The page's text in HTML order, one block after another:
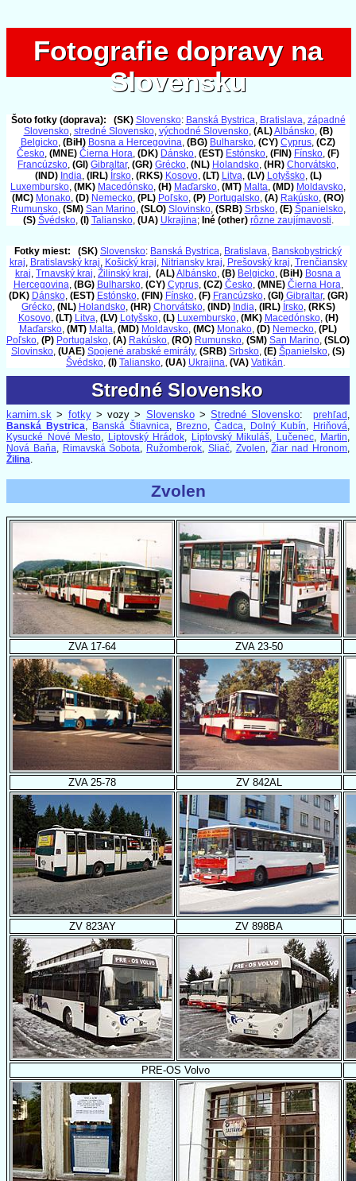
Fotografie dopravy na
Slovensku
Fotografie dopravy na
Slovensku
Šoto fotky (doprava): (SK) Slovensko: Banská Bystrica, Bratislava, západné
Slovensko, stredné Slovensko, východné Slovensko, (AL)Albánsko, (B)
Belgicko, (BiH) Bosna a Hercegovina, (BG) Bulharsko, (CY) Cyprus, (CZ)
Česko, (MNE) Čierna Hora, (DK) Dánsko, (EST) Estónsko, (FIN) Fínsko, (F)
Francúzsko, (GI) Gibraltar, (GR) Grécko, (NL) Holandsko, (HR) Chorvátsko,
(IND) India, (IRL) Írsko, (RKS) Kosovo, (LT) Litva, (LV) Lotyšsko, (L)
Luxembursko, (MK) Macedónsko, (H) Maďarsko, (MT) Malta, (MD) Moldavsko,
(MC) Monako, (D) Nemecko, (PL) Poľsko, (P) Portugalsko, (A) Rakúsko, (RO)
Rumunsko, (SM) San Marino, (SLO) Slovinsko, (SRB) Srbsko, (E) Španielsko,
(S) Švédsko, (I) Taliansko, (UA) Ukrajina; Iné (other) rôzne zaujímavosti.
Fotky miest: (SK) Slovensko: Banská Bystrica, Bratislava, Banskobystrický
kraj, Bratislavský kraj, Košický kraj, Nitriansky kraj, Prešovský kraj, Trenčiansky
kraj, Trnavský kraj, Žilinský kraj, (AL)Albánsko, (B) Belgicko, (BiH) Bosna a
Hercegovina, (BG) Bulharsko, (CY) Cyprus, (CZ) Česko, (MNE) Čierna Hora,
(DK) Dánsko, (EST) Estónsko, (FIN) Fínsko, (F) Francúzsko, (GI) Gibraltar, (GR)
Grécko, (NL) Holandsko, (HR) Chorvátsko, (IND) India, (IRL) Írsko, (RKS)
Kosovo, (LT) Litva, (LV) Lotyšsko, (L) Luxembursko, (MK) Macedónsko, (H)
Maďarsko, (MT) Malta, (MD) Moldavsko, (MC) Monako, (D) Nemecko, (PL)
Poľsko, (P) Portugalsko, (A) Rakúsko, (RO) Rumunsko, (SM) San Marino, (SLO)
Slovinsko, (UAE) Spojené arabské emiráty, (SRB) Srbsko, (E) Španielsko, (S)
Švédsko, (I) Taliansko, (UA) Ukrajina, (VA) Vatikán.
Stredné Slovensko
Stredné Slovensko
kamim.sk > fotky> vozy > Slovensko>Stredné Slovensko: prehľad ,
Banská Bystrica, Banská Štiavnica, Brezno, Čadca, Dolný Kubín, Hriňová,
Kysucké Nové Mesto, Liptovský Hrádok, Liptovský Mikuláš, Lučenec, Martin,
Nová Baňa, Rimavská Sobota, Ružomberok, Sliač, Zvolen,Žiar nad Hronom,
Žilina.
Zvolen
ZVA 17-64 ZVA 23-50
ZVA 25-78 ZV 842AL
ZV 823AY ZV 898BA
PRE-OS Volvo